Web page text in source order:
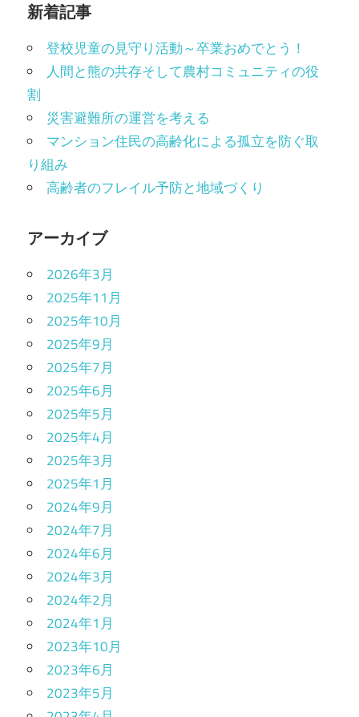
新着記事
登校児童の見守り活動～卒業おめでとう！
人間と熊の共存そして農村コミュニティの役
割
災害避難所の運営を考える
マンション住民の高齢化による孤立を防ぐ取
り組み
高齢者のフレイル予防と地域づくり
アーカイブ
2026年3月
2025年11月
2025年10月
2025年9月
2025年7月
2025年6月
2025年5月
2025年4月
2025年3月
2025年1月
2024年9月
2024年7月
2024年6月
2024年3月
2024年2月
2024年1月
2023年10月
2023年6月
2023年5月